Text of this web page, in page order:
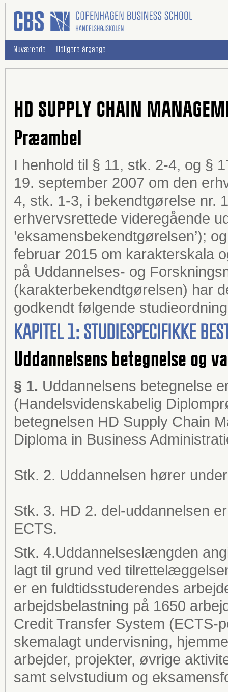
Nuværende Tidligere årgange
HD SUPPLY CHAIN
Præambel
I henhold til § 11, stk. 2-4, og §
19. september 2007 om den
4, stk. 1-3, i bekendtgørelse nr.
erhvervsrettede videregående
’eksamensbekendtgørelsen’);
februar 2015 om karakterskala
på Uddannelses- og
(karakterbekendtgørelsen) har
godkendt følgende
KAPITEL 1: STUDIESPECIFIKKE
Uddannelsens betegnelse og
§ 1. Uddannelsens betegnelse
(Handelsvidenskabelig
betegnelsen HD Supply Chain
Diploma in Business
Stk. 2. Uddannelsen hører
Stk. 3. HD 2. del-uddannelsen
ECTS.
Stk. 4.Uddannelseslængden
lagt til grund ved
er en fuldtidsstuderendes
arbejdsbelastning på 1650
Credit Transfer System (ECTS-
skemalagt undervisning,
arbejder, projekter, øvrige
samt selvstudium og